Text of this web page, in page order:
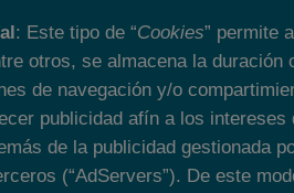
: Este tipo de “Cookies” permite
otros, se almacena la
de navegación y/o
publicidad afín a los intereses
de la publicidad gestionada
(“AdServers”). De este